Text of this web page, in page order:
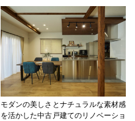
モダンの美しさとナチュラルな素材感
を活かした中古戸建てのリノベーショ